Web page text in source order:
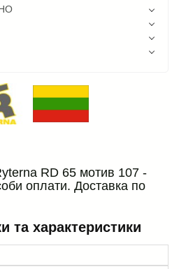
RD 65 мотив 107 -
оплати. Доставка по
та характеристики